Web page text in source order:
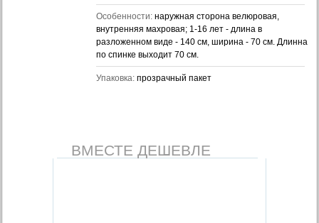
Особенности: наружная сторона велюровая,
внутренняя махровая; 1-16 лет - длина в
разложенном виде - 140 см, ширина - 70 см. Длинна
по спинке выходит 70 см.
Упаковка: прозрачный пакет
ВМЕСТЕ ДЕШЕВЛЕ